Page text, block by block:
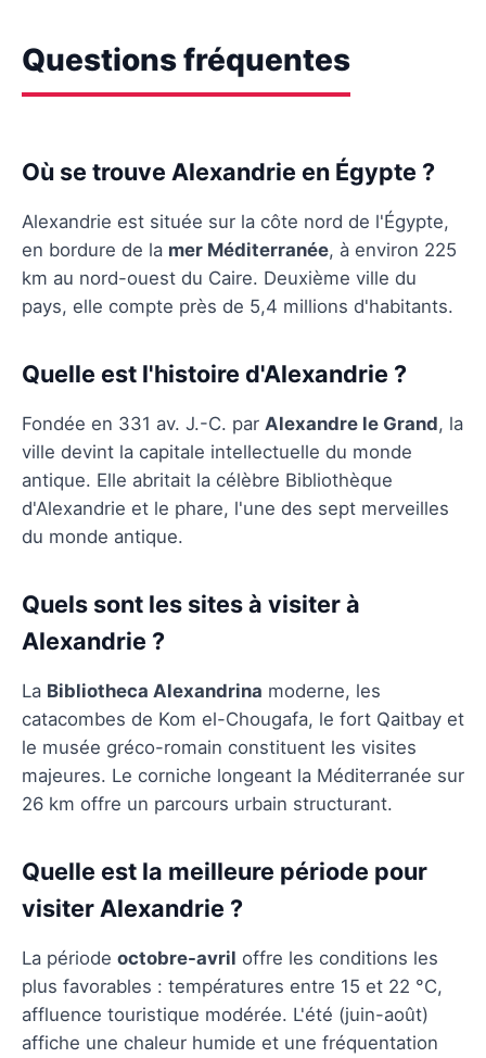
Questions fréquentes
Où se trouve Alexandrie en Égypte ?
Alexandrie est située sur la côte nord de l'Égypte,
en bordure de la mer Méditerranée, à environ 225
km au nord-ouest du Caire. Deuxième ville du
pays, elle compte près de 5,4 millions d'habitants.
Quelle est l'histoire d'Alexandrie ?
Fondée en 331 av. J.-C. par Alexandre le Grand, la
ville devint la capitale intellectuelle du monde
antique. Elle abritait la célèbre Bibliothèque
d'Alexandrie et le phare, l'une des sept merveilles
du monde antique.
Quels sont les sites à visiter à
Alexandrie ?
La Bibliotheca Alexandrina moderne, les
catacombes de Kom el-Chougafa, le fort Qaitbay et
le musée gréco-romain constituent les visites
majeures. Le corniche longeant la Méditerranée sur
26 km offre un parcours urbain structurant.
Quelle est la meilleure période pour
visiter Alexandrie ?
La période octobre-avril offre les conditions les
plus favorables : températures entre 15 et 22 °C,
affluence touristique modérée. L'été (juin-août)
affiche une chaleur humide et une fréquentation